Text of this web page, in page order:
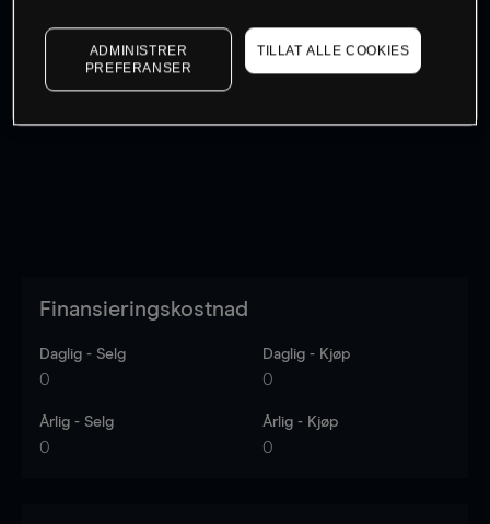
Finansieringskostnad
Daglig - Selg
0
Daglig - Kjøp
0
Årlig - Selg
0
Årlig - Kjøp
0
ADMINISTRER
PREFERANSER
TILLAT ALLE COOKIES